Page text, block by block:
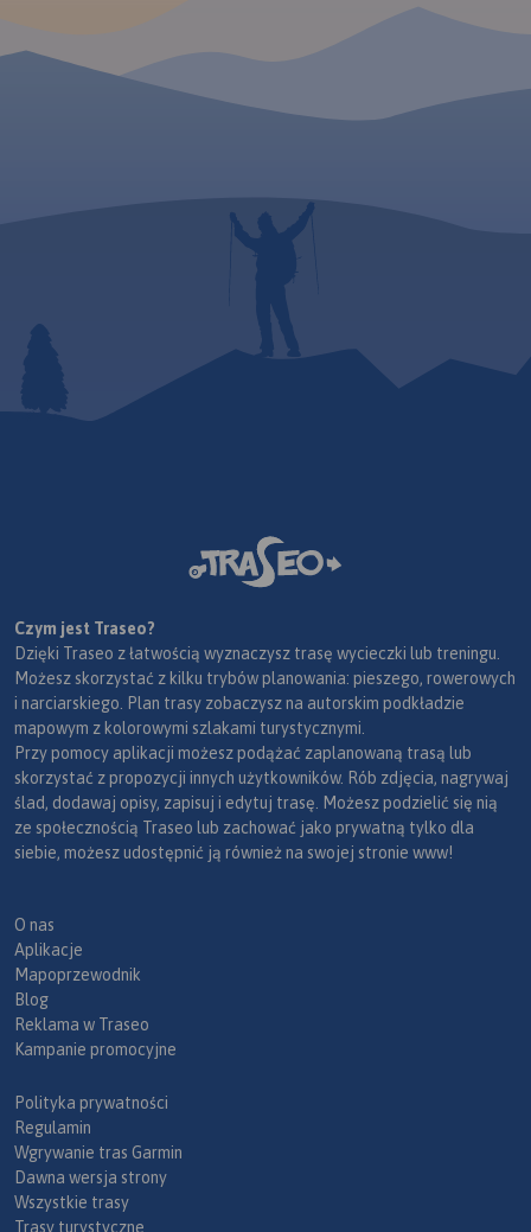
Czym jest Traseo?
Dzięki Traseo z łatwością wyznaczysz trasę wycieczki lub treningu.
Możesz skorzystać z kilku trybów planowania: pieszego, rowerowych
i narciarskiego. Plan trasy zobaczysz na autorskim podkładzie
mapowym z kolorowymi szlakami turystycznymi.
Przy pomocy aplikacji możesz podążać zaplanowaną trasą lub
skorzystać z propozycji innych użytkowników. Rób zdjęcia, nagrywaj
ślad, dodawaj opisy, zapisuj i edytuj trasę. Możesz podzielić się nią
ze społecznością Traseo lub zachować jako prywatną tylko dla
siebie, możesz udostępnić ją również na swojej stronie www!
O nas
Aplikacje
Mapoprzewodnik
Blog
Reklama w Traseo
Kampanie promocyjne
Polityka prywatności
Regulamin
Wgrywanie tras Garmin
Dawna wersja strony
Wszystkie trasy
Trasy turystyczne